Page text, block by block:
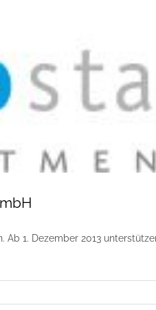
1. Dezember 2013